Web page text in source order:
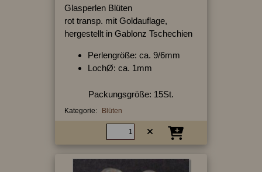
Glasperlen Blüten
rot transp. mit Goldauflage,
hergestellt in Gablonz Tschechien
Perlengröße: ca. 9/6mm
LochØ: ca. 1mm
Packungsgröße: 15St.
Kategorie: Blüten